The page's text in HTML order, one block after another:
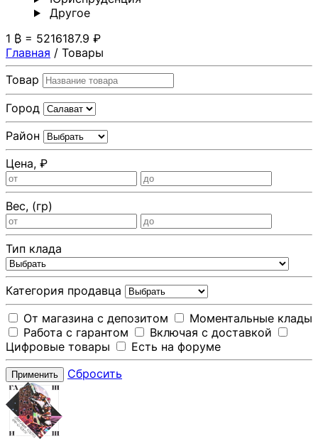
Другoе
1 ₿ = 5216187.9 ₽
Главная / Товары
Товар
Город
Район
Цена, ₽
Вес, (гр)
Тип клада
Категория продавца
От магазина с депозитом
Моментальные клады
Работа с гарантом
Включая с доставкой
Цифровые товары
Есть на форуме
Применить Сбросить